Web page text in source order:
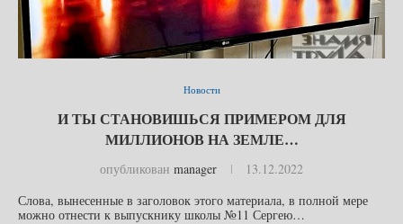
Новости
И ТЫ СТАНОВИШЬСЯ ПРИМЕРОМ ДЛЯ
МИЛЛИОНОВ НА ЗЕМЛЕ…
опубликован manager
13.12.2022
Слова, вынесенные в заголовок этого материала, в полной мере
можно отнести к выпускнику школы №11 Сергею…